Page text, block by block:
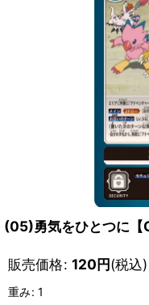
(05)勇気をひとつに【
販売価格: 120円(税込)
重み: 1